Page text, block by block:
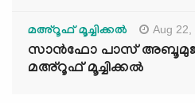
മഅ്റൂഫ് മൂച്ചിക്കല്‍ Aug 22,
സാൻഫോ പാസ്
മഅ്റൂഫ് മൂച്ചിക്കല്‍